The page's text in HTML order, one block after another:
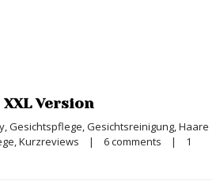
Version
, Gesichtspflege, Gesichtsreinigung, Haare
, Kurzreviews | 6 comments |
1